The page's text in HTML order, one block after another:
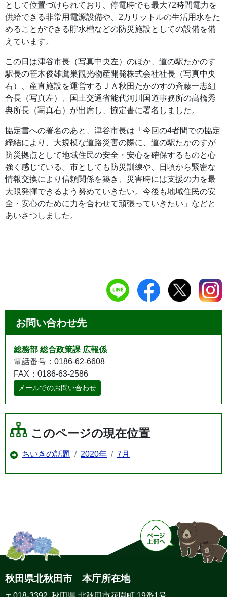
として位置づけられており、停電時でも最大72時間電力を
供給できる非常用電源設備や、2万リットルの生活用水をた
めることができる貯水槽などの防災施設としての設備を備
えています。
この日は津谷市長（写真中央左）のほか、道の駅たかのす
駅長の笹木俊雄鷹巣観光物産開発株式会社社長（写真中央
右）、産直施設を運営するＪＡ秋田たかのすの斉藤一志組
合長（写真左）、国土交通省能代河川国道事務所の髙橋秀
典所長（写真右）が出席し、協定書に署名しました。
協定書への署名のあと、津谷市長は「今回の4者間での協定
締結により、大規模な道路災害の際に、道の駅たかのすが
防災拠点として地域住民の安全・安心を確保するものと心
強く感じている。市としても防災訓練や、日頃から緊密な
情報交換により信頼関係を築き、災害時には支援の力を最
大限発揮できるよう努めていきたい。今後も地域住民の安
全・安心のために力を合わせて頑張っていきたい」などと
あいさつしました。
お問い合わせ先
総務部 総合政策課 広報係
電話番号：0186-62-6608
FAX：0186-63-2586
メールでのお問い合わせ
このページの現在位置
ちいきの話題 2020年 7月
秋田県北秋田市 本庁所在地